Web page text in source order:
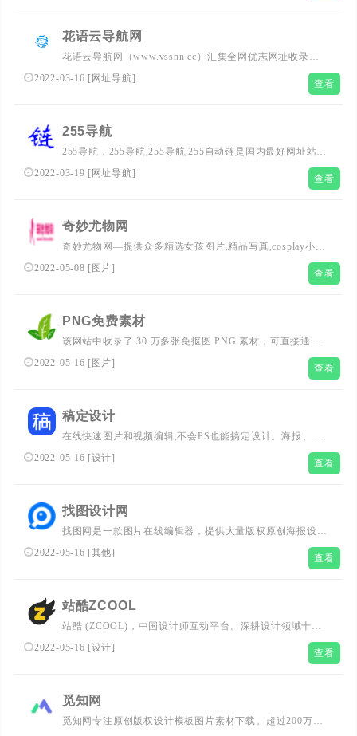
花语云导航网
花语云导航网（www.vssnn.cc）汇集全网优志网址收录，
网址导航，技术导航，服务器，收录优志的游戏，音乐，动
漫，电影，视频，图片，壁纸等各类型优秀网站，与搜索完
2022-03-16 [网址导航] 查看
255导航
255导航，255导航,255导航,255自动链是国内最好网址站之
一，建于2008年5月。本站的宗旨是：方便网友们快速找到
自已需要的网站，而不用去记太多复杂的网址；同时也提供
2022-03-19 [网址导航] 查看
奇妙尤物网
奇妙尤物网—提供众多精选女孩图片,精品写真,cosplay小姐
姐，二次元萌妹子，acg动漫，各种原图高清的女孩图集应
有尽有，也可以给网站留言帮忙找资源。所以套图都可以打
2022-05-08 [图片] 查看
PNG免费素材
该网站中收录了 30 万多张免抠图 PNG 素材，可直接通过
热门推荐查找素材，也可通过关键词搜索相关素材，另外还
2022-05-16 [图片] 查看
稿定设计
在线快速图片和视频编辑,不会PS也能搞定设计。海报、简
历、PPT、公众号配图、电商等海量模板快速出图。三秒抠
图实用便捷,抖音快手热门视频轻松搞定。海量正版授权资
2022-05-16 [设计] 查看
找图设计网
找图网是一款图片在线编辑器，提供大量版权原创海报设
计，公众号图片素材，彩色二维码，每日一签等素材，支持
在线图片设计，图片处理，美化图片等功能，一站式满足图
2022-05-16 [其他] 查看
站酷ZCOOL
站酷 (ZCOOL)，中国设计师互动平台。深耕设计领域十五
年，站酷聚集了1400万设计师、摄影师、插画师、艺术家、
2022-05-16 [设计] 查看
觅知网
觅知网专注原创版权设计模板图片素材下载。超过200万